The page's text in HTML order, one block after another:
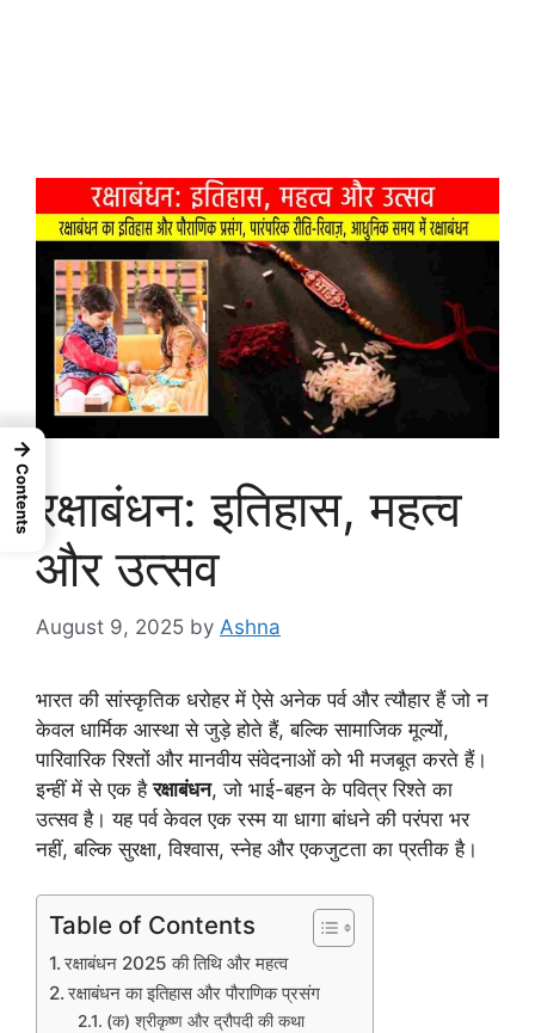
रक्षाबंधन: इतिहास, महत्व
और उत्सव
August 9, 2025 by Ashna
भारत की सांस्कृतिक धरोहर में ऐसे अनेक पर्व और त्यौहार हैं जो न
केवल धार्मिक आस्था से जुड़े होते हैं, बल्कि सामाजिक मूल्यों,
पारिवारिक रिश्तों और मानवीय संवेदनाओं को भी मजबूत करते हैं।
इन्हीं में से एक हैरक्षाबंधन, जो भाई-बहन के पवित्र रिश्ते का
उत्सव है। यह पर्व केवल एक रस्म या धागा बांधने की परंपरा भर
नहीं, बल्कि सुरक्षा, विश्वास, स्नेह और एकजुटता का प्रतीक है।
Table of Contents
रक्षाबंधन 2025 की तिथि और महत्व
रक्षाबंधन का इतिहास और पौराणिक प्रसंग
(क) श्रीकृष्ण और द्रौपदी की कथा
→
Contents